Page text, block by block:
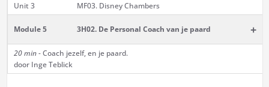
Unit 3
MF03. Disney Chambers
Module 5 3H02. De Personal Coach van je paard +
20 min -Coach jezelf, en je paard.
door Inge Teblick